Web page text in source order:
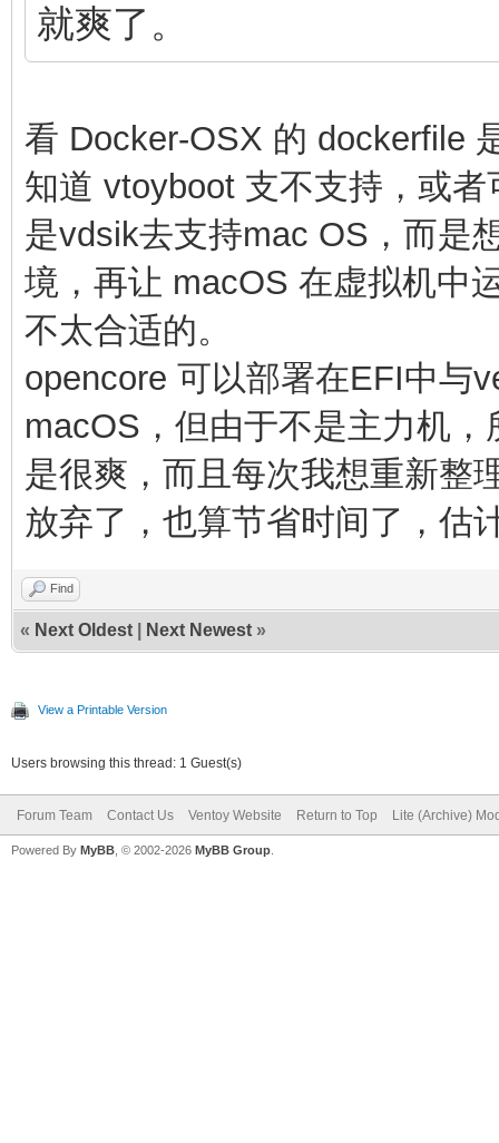
就爽了。
看 Docker-OSX 的 dockerfile
知道 vtoyboot 支不支持，或
是vdsik去支持mac OS，而是
境，再让 macOS 在虚拟机中
不太合适的。
opencore 可以部署在EFI中与
macOS，但由于不是主力机
是很爽，而且每次我想重新整
放弃了，也算节省时间了，估
Find
« Next Oldest Next Newest »
View a Printable Version
Users browsing this thread: 1 Guest(s)
Forum Team Contact Us Ventoy Website Return to Top Lite (Archive)
Powered By MyBB , © 2002-2026 MyBB Group